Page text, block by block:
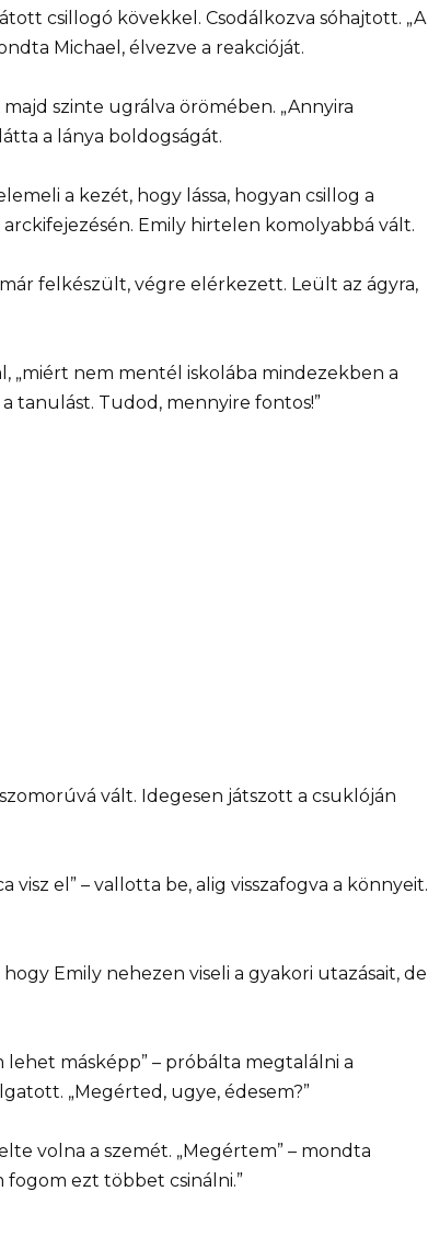
csillogó kövekkel. Csodálkozva sóhajtott. „A
Michael, élvezve a reakcióját.
szinte ugrálva örömében. „Annyira
a lánya boldogságát.
a kezét, hogy lássa, hogyan csillog a
Emily hirtelen komolyabbá vált.
felkészült, végre elérkezett. Leült az ágyra,
„miért nem mentél iskolába mindezekben a
tanulást. Tudod, mennyire fontos!”
vált. Idegesen játszott a csuklóján
visz el” – vallotta be, alig visszafogva a könnyeit.
Emily nehezen viseli a gyakori utazásait, de
másképp” – próbálta megtalálni a
„Megérted, ugye, édesem?”
volna a szemét. „Megértem” – mondta
fogom ezt többet csinálni.”